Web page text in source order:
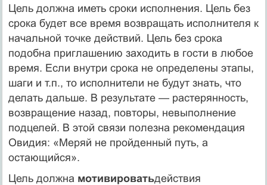
Цель должна иметь сроки исполнения. Цель без
срока будет все время возвращать исполнителя к
начальной точке действий. Цель без срока
подобна приглашению заходить в гости в любое
время. Если внутри срока не определены этапы,
шаги и т.п., то исполнители не будут знать, что
делать дальше. В результате — растерянность,
возвращение назад, повторы, невыполнение
подцелей. В этой связи полезна рекомендация
Овидия: «Меряй не пройденный путь, а
остающийся».
Цель должна мотивироватьдействия